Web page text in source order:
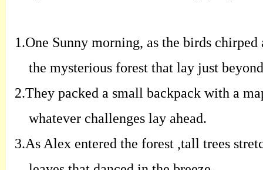
1.One Sunny morning, as the birds
the mysterious forest that lay just
2.They packed a small backpack with a
whatever challenges lay ahead.
3.As Alex entered the forest ,tall trees